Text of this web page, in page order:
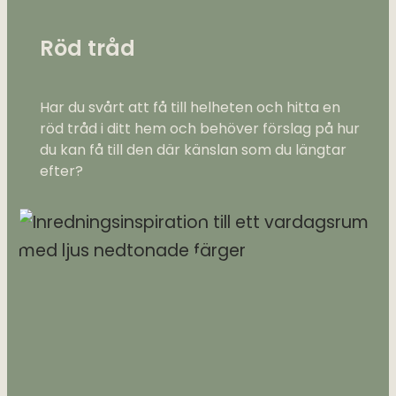
Röd tråd
Har du svårt att få till helheten och hitta en
röd tråd i ditt hem och behöver förslag på hur
du kan få till den där känslan som du längtar
efter?